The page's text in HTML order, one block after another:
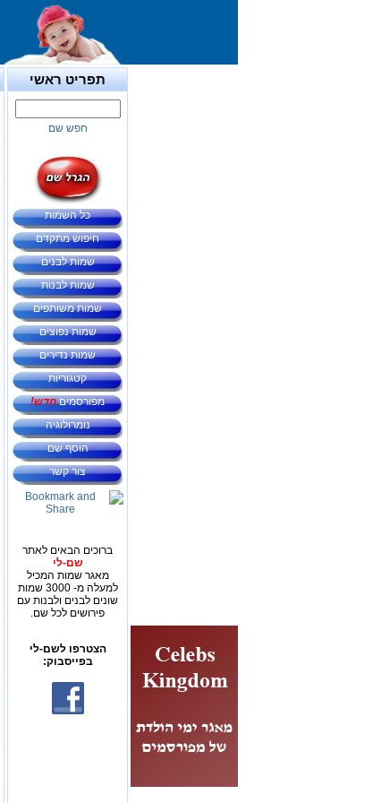
תפריט ראשי
חפש שם
כל השמות
חיפוש מתקדם
שמות לבנים
שמות לבנות
שמות משותפים
שמות נפוצים
שמות נדירים
קטגוריות
מפורסמיםחדש!
נומרולוגיה
הוסף שם
צור קשר
ברוכים הבאים לאתר
שם-לי
מאגר שמות המכיל
למעלה מ- 3000 שמות
שונים לבנים ולבנות עם
פירושים לכל שם.
הצטרפו לשם-לי
בפייסבוק: